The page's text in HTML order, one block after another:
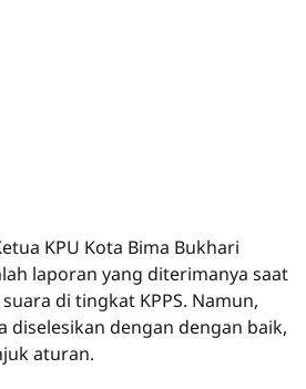
KPU Kota Bima Bukhari
laporan yang diterimanya saat
di tingkat KPPS. Namun,
diselesikan dengan dengan baik,
aturan.